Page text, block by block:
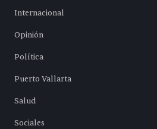
Internacional
Opinión
Política
Puerto Vallarta
Salud
Sociales